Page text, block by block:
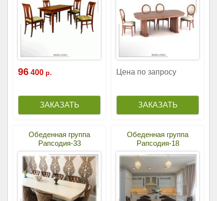
96 400 р. Цена по запросу
Обеденная группа
Рапсодия-33
Обеденная группа
Рапсодия-18